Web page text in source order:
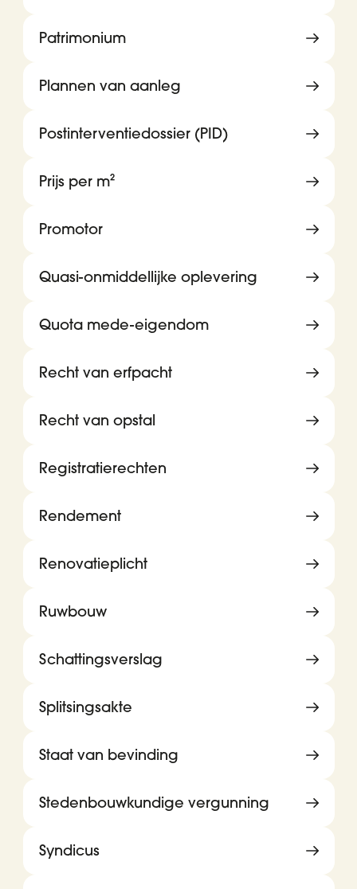
Patrimonium
Plannen van aanleg
Postinterventiedossier (PID)
Prijs per m²
Promotor
Quasi-onmiddellijke oplevering
Quota mede-eigendom
Recht van erfpacht
Recht van opstal
Registratierechten
Rendement
Renovatieplicht
Ruwbouw
Schattingsverslag
Splitsingsakte
Staat van bevinding
Stedenbouwkundige vergunning
Syndicus